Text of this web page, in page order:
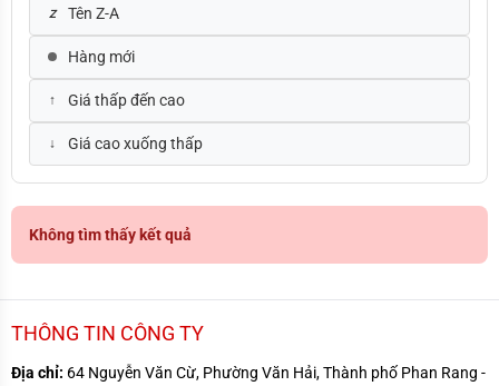
Tên Z-A
Hàng mới
Giá thấp đến cao
Giá cao xuống thấp
Không tìm thấy kết quả
THÔNG TIN CÔNG TY
Địa chỉ: 64 Nguyễn Văn Cừ, Phường Văn Hải, Thành phố Phan Rang -